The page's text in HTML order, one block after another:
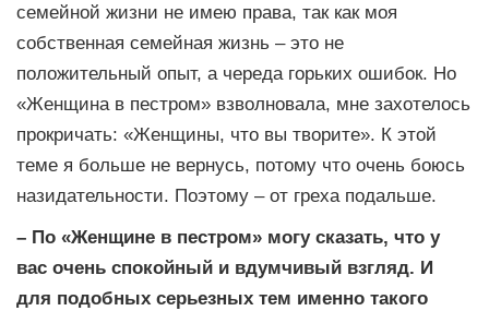
семейной жизни не имею права, так как моя
собственная семейная жизнь – это не
положительный опыт, а череда горьких ошибок. Но
«Женщина в пестром» взволновала, мне захотелось
прокричать: «Женщины, что вы творите». К этой
теме я больше не вернусь, потому что очень боюсь
назидательности. Поэтому – от греха подальше.
– По «Женщине в пестром» могу сказать, что у
вас очень спокойный и вдумчивый взгляд. И
для подобных серьезных тем именно такого